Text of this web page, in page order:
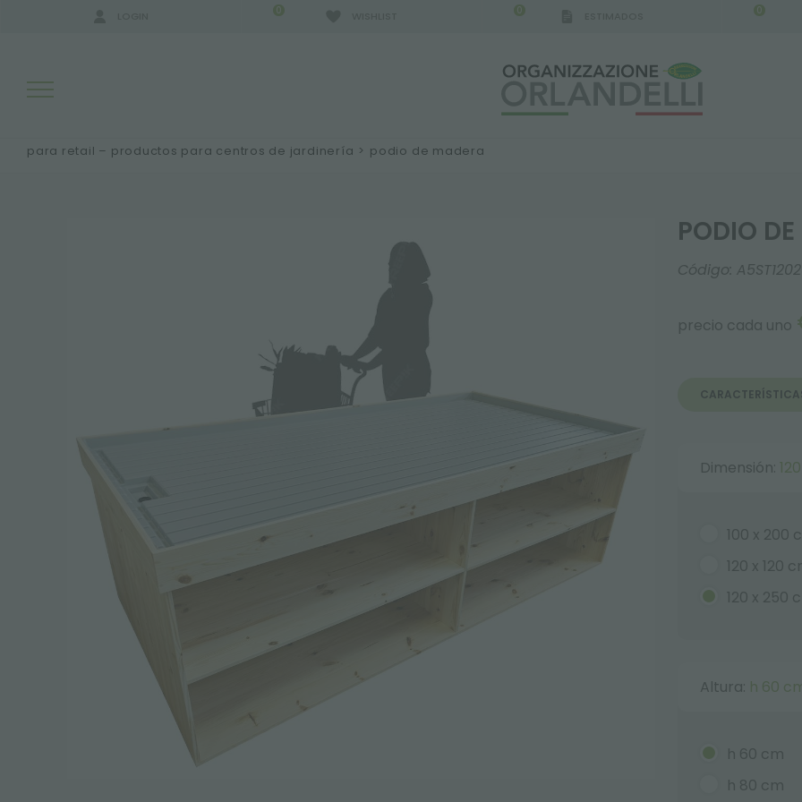
0 0 0
para retail – productos para centros de jardinería > podio de madera
PODIO
Código:
precio cada uno
Dimensión:
100 x 200
120 x 120
120 x 250
Altura: h 60
h 60 cm
h 80 cm